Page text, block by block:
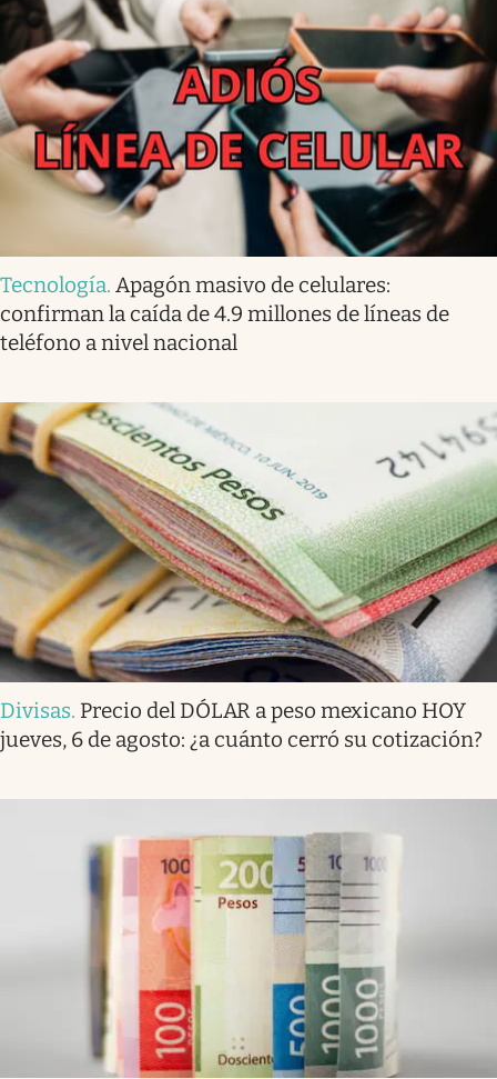
Tecnología. Apagón masivo de celulares:
confirman la caída de 4.9 millones de líneas de
teléfono a nivel nacional
Divisas. Precio del DÓLAR a peso mexicano HOY
jueves, 6 de agosto: ¿a cuánto cerró su cotización?